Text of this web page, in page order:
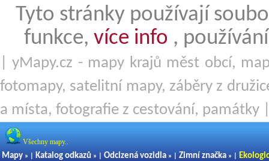
Tyto stránky používají
funkce, více info ,
| yMapy.cz - mapy krajů měst obcí,
fotomapy, satelitní mapy, záběry z
a místa, fotografie z cestování, památky
Všechny mapy..
Mapy » | Katalog odkazů » | Odcizená vozidla » | Zimní značka » |